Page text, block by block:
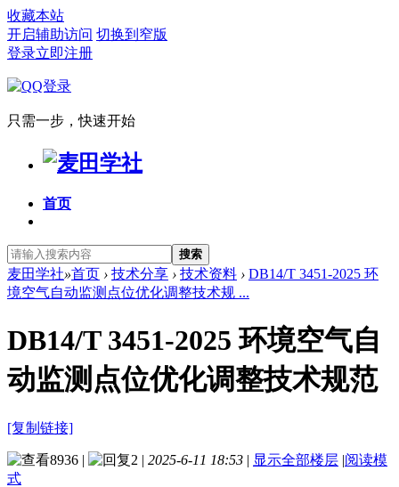
收藏本站
开启辅助访问 切换到窄版
登录立即注册
只需一步，快速开始
首页
搜索
麦田学社»首页 › 技术分享 › 技术资料 › DB14/T 3451-2025 环
境空气自动监测点位优化调整技术规 ...
DB14/T 3451-2025 环境空气自
动监测点位优化调整技术规范
[复制链接]
8936 | 2 | 2025-6-11 18:53 | 显示全部楼层 |阅读模
式